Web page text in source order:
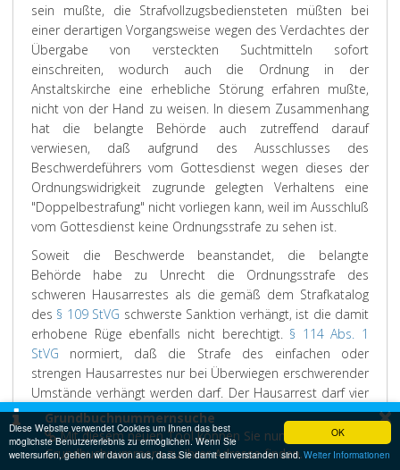
OK
Diese Website verwendet Cookies um Ihnen das best
möglichste Benutzererlebnis zu ermöglichen. Wenn Sie
weitersurfen, gehen wir davon aus, dass Sie damit einverstanden sind.Weiter Informationen
sein mußte, die Strafvollzugsbediensteten müßten bei
einer derartigen Vorgangsweise wegen des Verdachtes der
Übergabe von versteckten Suchtmitteln sofort
einschreiten, wodurch auch die Ordnung in der
Anstaltskirche eine erhebliche Störung erfahren mußte,
nicht von der Hand zu weisen. In diesem Zusammenhang
hat die belangte Behörde auch zutreffend darauf
verwiesen, daß aufgrund des Ausschlusses des
Beschwerdeführers vom Gottesdienst wegen dieses der
Ordnungswidrigkeit zugrunde gelegten Verhaltens eine
"Doppelbestrafung" nicht vorliegen kann, weil im Ausschluß
vom Gottesdienst keine Ordnungsstrafe zu sehen ist.
Soweit die Beschwerde beanstandet, die belangte
Behörde habe zu Unrecht die Ordnungsstrafe des
schweren Hausarrestes als die gemäß dem Strafkatalog
des § 109 StVG schwerste Sanktion verhängt, ist die damit
erhobene Rüge ebenfalls nicht berechtigt. § 114 Abs. 1
StVG normiert, daß die Strafe des einfachen oder
strengen Hausarrestes nur bei Überwiegen erschwerender
Umstände verhängt werden darf. Der Hausarrest darf vier
Wochen nicht übersteigen. Die belangte Behörde hat auf
die vom Anstaltsleiter dazu bereits angeführten
Strafzumessungsgründe verwiesen (danach bestünden
×
Grundbuchnummernsuche
Mit diesem neuen Tool können Sie nun
Grundbuchnummern zu Ihrer Adresse finden.